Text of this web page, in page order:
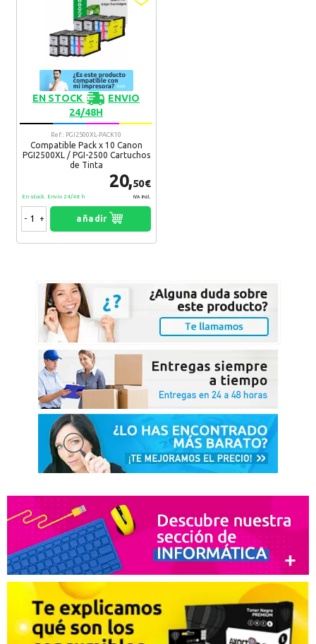
EN STOCK
ENVIO
24/48H
Ref.: PGI2500XL-PACK10
Compatible Pack x 10 Canon
PGI2500XL / PGI-2500 Cartuchos
de Tinta
20,50€
IVA Incl.
En stock. Envío 24/48 h
- + añadir